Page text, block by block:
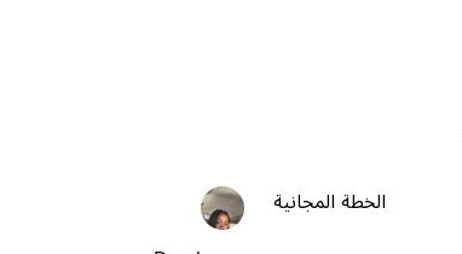
الخطة المجانية